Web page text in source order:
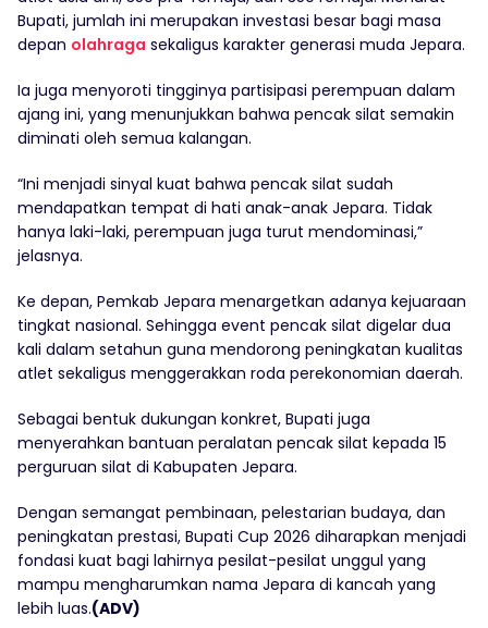
Bupati, jumlah ini merupakan investasi besar bagi masa
depan olahraga sekaligus karakter generasi muda Jepara.
Ia juga menyoroti tingginya partisipasi perempuan dalam
ajang ini, yang menunjukkan bahwa pencak silat semakin
diminati oleh semua kalangan.
“Ini menjadi sinyal kuat bahwa pencak silat sudah
mendapatkan tempat di hati anak-anak Jepara. Tidak
hanya laki-laki, perempuan juga turut mendominasi,”
jelasnya.
Ke depan, Pemkab Jepara menargetkan adanya kejuaraan
tingkat nasional. Sehingga event pencak silat digelar dua
kali dalam setahun guna mendorong peningkatan kualitas
atlet sekaligus menggerakkan roda perekonomian daerah.
Sebagai bentuk dukungan konkret, Bupati juga
menyerahkan bantuan peralatan pencak silat kepada 15
perguruan silat di Kabupaten Jepara.
Dengan semangat pembinaan, pelestarian budaya, dan
peningkatan prestasi, Bupati Cup 2026 diharapkan menjadi
fondasi kuat bagi lahirnya pesilat-pesilat unggul yang
mampu mengharumkan nama Jepara di kancah yang
lebih luas.(ADV)